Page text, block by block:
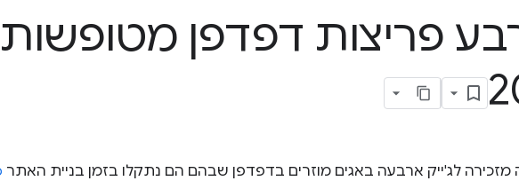
מזכירה לג'ייק ארבעה באגים מוזרים בדפדפן שבהם הם נתקלו בזמן בניית האתר